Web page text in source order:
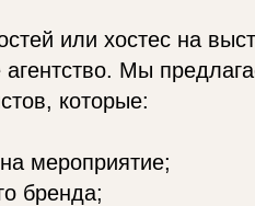
или хостес на
Мы
которые:
мероприятие;
бренда;